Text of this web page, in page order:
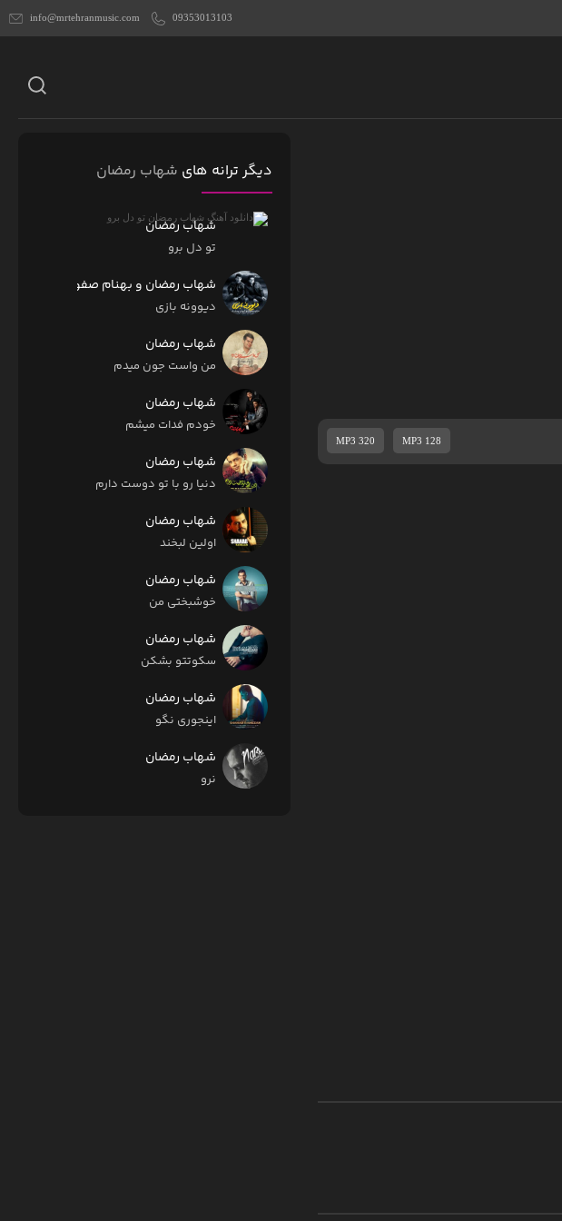
info@mrtehranmusic.com 09353013103
MP3 320 MP3 128
دیگر ترانه های شهاب رمضان
شهاب رمضان
تو دل برو
شهاب رمضان و بهنام صفوی
دیوونه بازی
شهاب رمضان
من واست جون میدم
شهاب رمضان
خودم فدات میشم
شهاب رمضان
دنیا رو با تو دوست دارم
شهاب رمضان
اولین لبخند
شهاب رمضان
خوشبختی من
شهاب رمضان
سکوتتو بشکن
شهاب رمضان
اینجوری نگو
شهاب رمضان
نرو